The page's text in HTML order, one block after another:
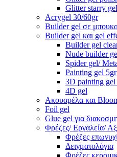
Glitter starry
Acrygel 30/60gr
Builder gel σε
Builder gel και gel
Builder gel
Nude builder
Spider gel/
Painting gel 5gr
3D painting
4D gel
Ακουαρέλα και
Foil gel
Glue gel για
Φρέζες/ Εργαλεία/
Φρέζες
Δειγματολόγια
Φρέζες